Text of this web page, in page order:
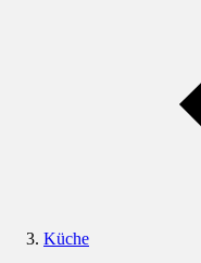
Küche